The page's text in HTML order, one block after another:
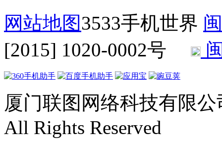
网站地图3533手机世界
[2015] 1020-0002号
厦门联图网络科技有限公
All Rights Reserved